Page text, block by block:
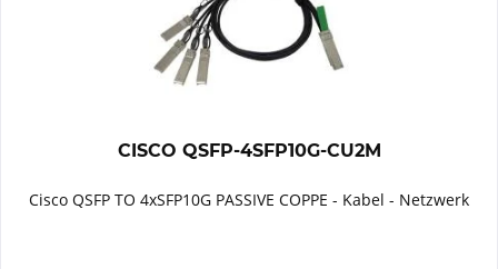
CISCO QSFP-4SFP10G-CU2M
Cisco QSFP TO 4xSFP10G PASSIVE COPPE - Kabel - Netzwerk